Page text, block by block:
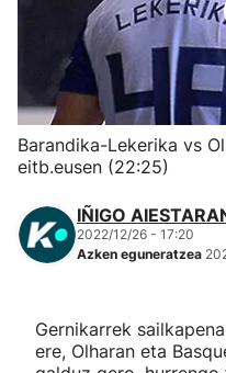
Herri-kirolak
Eskubaloia
Kirolak 360
Atletismoa
Kirol gehiago
Barandika-Lekerika vs
eitb.eusen (22:25)
IÑIGO
2022/12/26 - 17:20
Azken eguneratzea
Gernikarrek
ere, Olharan eta